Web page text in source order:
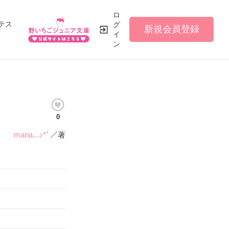
ス
ロ
グ
イ
ン
新規会員登録
0
mana...♪*ﾟ ／著